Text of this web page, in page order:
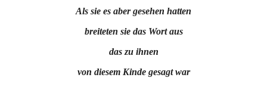
Als sie es aber gesehen hatten
breiteten sie das Wort aus
das zu ihnen
von diesem Kinde gesagt war